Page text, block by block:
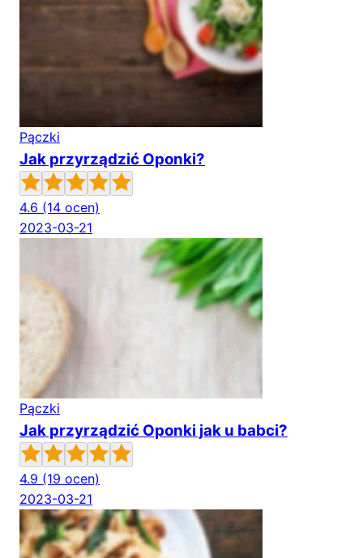
Pączki
Jak przyrządzić Oponki?
4.6 (14 ocen)
2023-03-21
Pączki
Jak przyrządzić Oponki jak u babci?
4.9 (19 ocen)
2023-03-21